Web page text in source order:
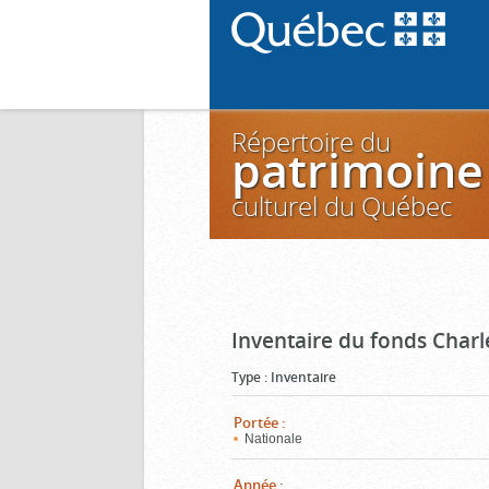
Répertoire du
patrimoine
culturel du Québec
Inventaire du fonds
Type : Inventaire
Portée :
Nationale